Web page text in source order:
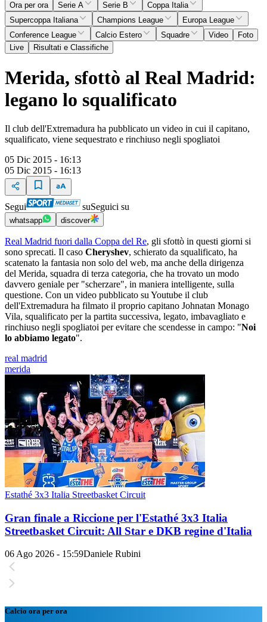
Ora per ora Serie A Serie B
Coppa Italia
Supercoppa Italiana
Champions League
Europa League
Conference League
Calcio Estero Squadre Video
Foto
Live
Risultati e Classifiche
Merida, sfottò al Real Madrid:
legano lo squalificato
Il club dell'Extremadura ha pubblicato un video in cui il capitano,
squalificato, viene sequestrato e rinchiuso negli spogliatoi
05 Dic 2015 - 16:13
05 Dic 2015 - 16:13
Segui suSeguici su
whatsapp discover
Real Madrid fuori dalla Coppa del Re, gli sfottò in questi giorni si
sono sprecati. Il caso Cheryshev, schierato da squalificato, ha
scatenato la fantasia non solo del web, ma anche della dirigenza
del Merida, squadra di terza categoria, che ha trovato un modo
davvero geniale per "scherzare", in maniera intelligente, sulla
questione. Con un video pubblicato su Youtube il club
dell'Extremadura ha filmato il proprio capitano Johnatan Monago
Vila, squalificato per la partita successiva, legato, imbavagliato e
rinchiuso negli spogliatoi per evitare che scendesse in campo: "Noi
lo abbiamo legato".
real madrid
merida
Estathé 3x3 Italia Streetbasket Circuit
Gran finale a Riccione per l'Estathé 3x3 Italia
Streetbasket Circuit: All Star e DKB regine d'Italia
06 Ago 2026 - 15:59Daniele Rubini
Calcio ora per ora